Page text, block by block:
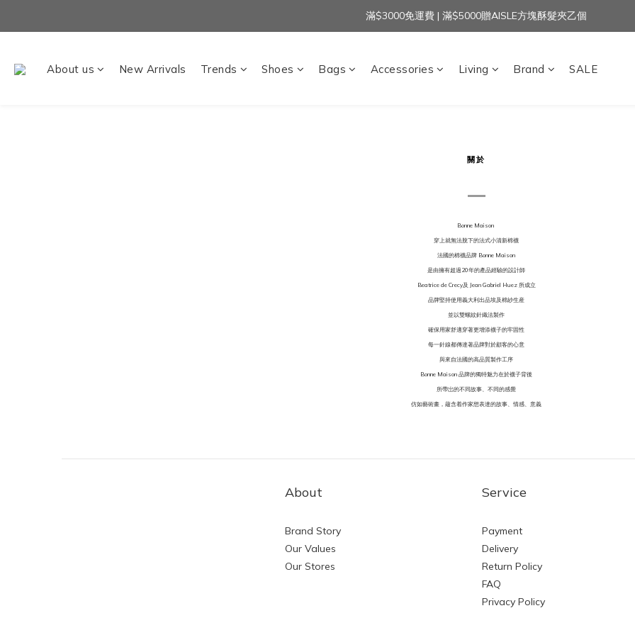
加入官方LINE｜領$100 👉
滿$3000免運費 | 滿$5000贈AISLE方塊酥髮夾乙個
About us New Arrivals Trends Shoes Bags Accessories Living Brand SALE
關於
Bonne Maison
穿上就無法脫下的法式小清新棉襪
法國的棉襪品牌 Bonne Maison
是由擁有超過20年的產品經驗的設計師
Beatrice de Crecy及 Jean Gabriel Huez 所成立
品牌堅持使用義大利出品埃及棉紗生産
並以雙螺紋針織法製作
確保用家舒適穿著更增添襪子的牢固性
每一針線都傳達著品牌對於顧客的心意
與來自法國的高品質製作工序
Bonne Maison 品牌的獨特魅力在於襪子背後
所帶岀的不同故事、不同的感覺
仿如藝術畫，蘊含着作家想表達的故事、情感、意義
About
Brand Story
Our Values
Our Stores
Service
Payment
Delivery
Return Policy
FAQ
Privacy Policy